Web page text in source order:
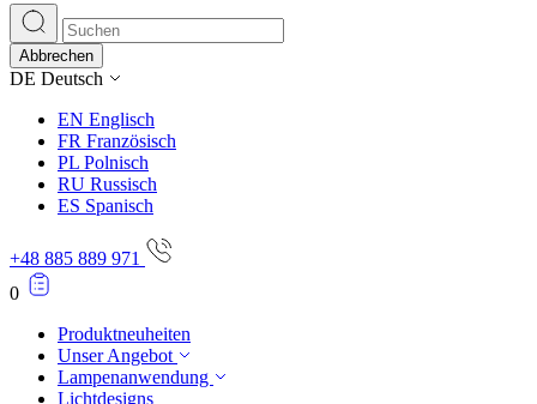
Abbrechen
DE Deutsch
EN Englisch
FR Französisch
PL Polnisch
RU Russisch
ES Spanisch
+48 885 889 971
0
Produktneuheiten
Unser Angebot
Lampenanwendung
Lichtdesigns